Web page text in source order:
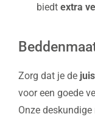
biedt extra
Zorg dat je de
voor een goede
Onze